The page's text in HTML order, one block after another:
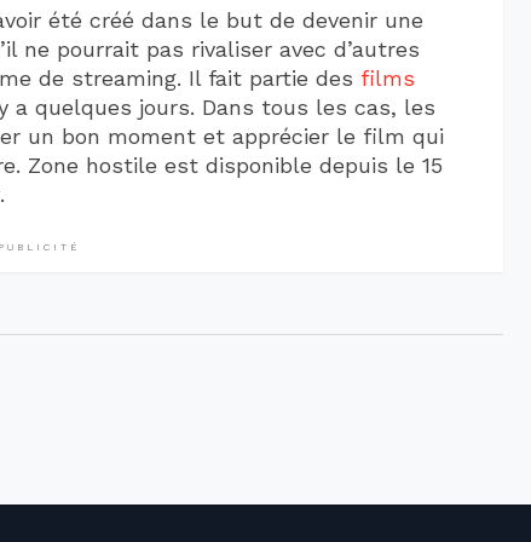
été créé dans le but de devenir une
ne pourrait pas rivaliser avec d’autres
de streaming. Il fait partie des films
a quelques jours. Dans tous les cas, les
un bon moment et apprécier le film qui
Zone hostile est disponible depuis le 15
PUBLICITÉ